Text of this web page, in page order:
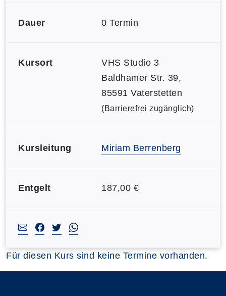
Dauer 0 Termin
Kursort
VHS Studio 3
Baldhamer Str. 39,
85591 Vaterstetten
(Barrierefrei zugänglich)
Kursleitung Miriam Berrenberg
Entgelt 187,00 €
Für diesen Kurs sind keine Termine vorhanden.